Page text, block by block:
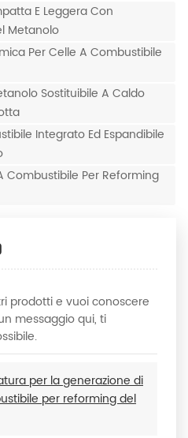
E Leggera Con
Metanolo
Per Celle A Combustibile
Sostituibile A Caldo
Integrato Ed Espandibile
Combustibile Per Reforming
prodotti e vuoi conoscere
messaggio qui, ti
per la generazione di
per reforming del